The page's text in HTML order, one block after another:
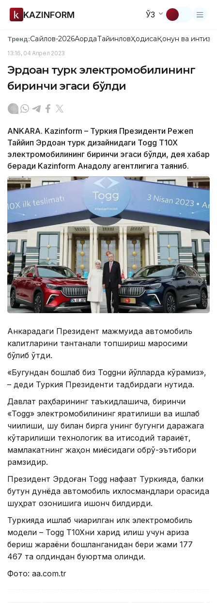
KAZINFORM ЎЗ
Тренд:Сайлов-2026АқордаТайинловҲодисаҚонун ва
13:16, 04 Апрел 2023
Эрдоған турк электромобилининг
биринчи эгаси бўлди
ANKARA. Kazinform – Туркия Президенти Режеп
Таййип Эрдоған турк дизайнидаги Togg T10X
электромобилининг биринчи эгаси бўлди, дея хабар
беради Kazinform Анадолу агентлигига таяниб.
Анкарадаги Президент мажмуида автомобиль
калитларини тантанали топшириш маросими
бўлиб ўтди.
«Бугундан бошлаб биз Toggни йўлларда кўрамиз»,
– деди Туркия Президенти тадбирдаги нутқида.
Давлат раҳбарининг таъкидлашича, биринчи
«Togg» электромобилининг яратилиши ва ишлаб
чиқилиши, шу билан бирга унинг бугунги даражага
кўтарилиши технологик ва иқтисодий тараққиёт,
мамлакатнинг жаҳон миқёсидаги обрў-эътибори
рамзидир.
Президент Эрдоған Togg нафақат Туркияда, балки
бутун дунёда автомобиль ихлосмандлари орасида
шуҳрат қозонишига ишонч билдирди.
Туркияда ишлаб чиқарилган илк электромобиль
модели – Togg T10Xни харид қилиш учун ариза
бериш жараёни бошланганидан бери жами 177
467 та олдиндан буюртма олинди.
Фото: aa.com.tr